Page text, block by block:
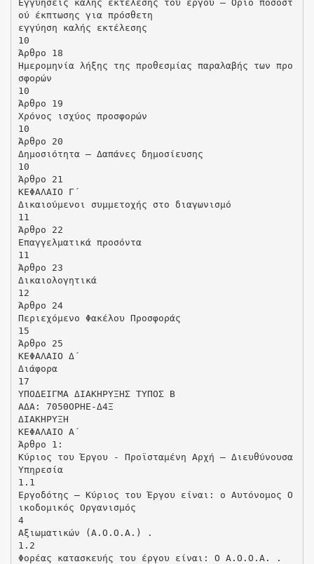
Εγγυήσεις καλής εκτέλεσης του έργου – Όριο ποσοστ
ού έκπτωσης για πρόσθετη
εγγύηση καλής εκτέλεσης
10
Άρθρο 18
Ημερομηνία λήξης της προθεσμίας παραλαβής των προ
σφορών
10
Άρθρο 19
Χρόνος ισχύος προσφορών
10
Άρθρο 20
Δημοσιότητα – Δαπάνες δημοσίευσης
10
Άρθρο 21
ΚΕΦΑΛΑΙΟ Γ΄
Δικαιούμενοι συμμετοχής στο διαγωνισμό
11
Άρθρο 22
Επαγγελματικά προσόντα
11
Άρθρο 23
Δικαιολογητικά
12
Άρθρο 24
Περιεχόμενο Φακέλου Προσφοράς
15
Άρθρο 25
ΚΕΦΑΛΑΙΟ Δ΄
Διάφορα
17
ΥΠΟΔΕΙΓΜΑ ΔΙΑΚΗΡΥΞΗΣ ΤΥΠΟΣ Β
ΑΔΑ: 705ΘΟΡΗΕ-Δ4Ξ
ΔΙΑΚΗΡΥΞΗ
ΚΕΦΑΛΑΙΟ Α΄
Άρθρο 1:
Κύριος του Έργου - Προϊσταμένη Αρχή – Διευθύνουσα
Υπηρεσία
1.1
Εργοδότης – Κύριος του Έργου είναι: ο Αυτόνομος Ο
ικοδομικός Οργανισμός
4
Αξιωματικών (Α.Ο.Ο.Α.) .
1.2
Φορέας κατασκευής του έργου είναι: Ο Α.Ο.Ο.Α. .